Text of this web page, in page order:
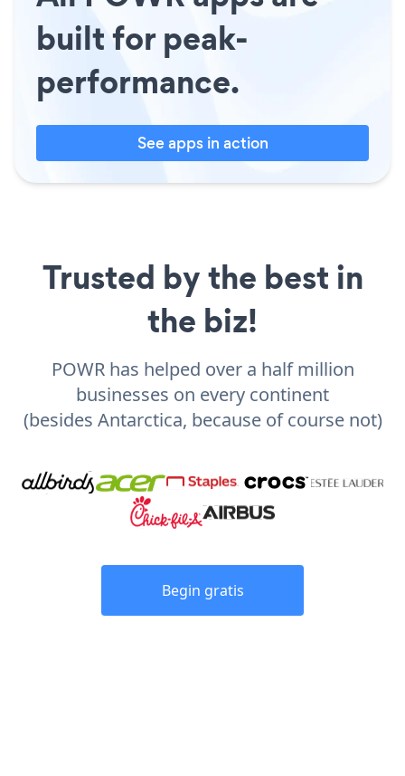
built for peak-
performance.
See apps in action
Trusted by the best in
the biz!
POWR has helped over a half million
businesses on every continent
(besides Antarctica, because of course not)
Begin gratis